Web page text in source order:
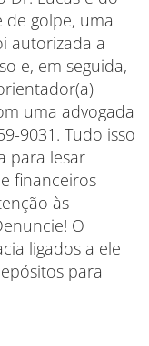
de golpe, uma
autorizada a
e, em seguida,
uma advogada
9031. Tudo isso
para lesar
financeiros
às
O
ligados a ele
para